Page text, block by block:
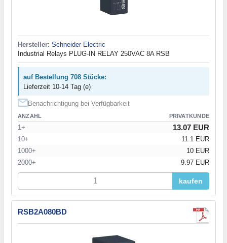
Hersteller: Schneider Electric
Industrial Relays PLUG-IN RELAY 250VAC 8A RSB
auf Bestellung 708 Stücke:
Lieferzeit 10-14 Tag (e)
Benachrichtigung bei Verfügbarkeit
ANZAHL PRIVATKUNDE
1+ 13.07 EUR
10+
11.1 EUR
1000+
10 EUR
2000+
9.97 EUR
kaufen
RSB2A080BD